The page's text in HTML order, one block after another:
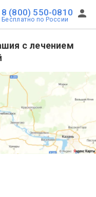
8 (800) 550-0810
Бесплатно по России
с лечением